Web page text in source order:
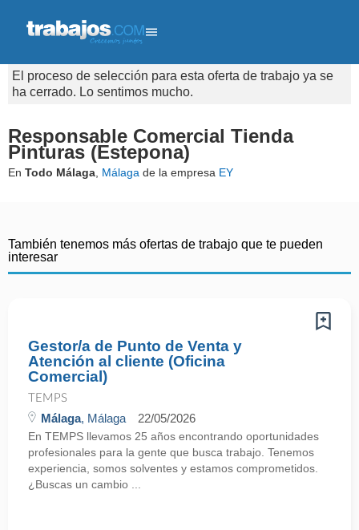
El proceso de selección para esta oferta de trabajo ya se
ha cerrado. Lo sentimos mucho.
Responsable Comercial Tienda
Pinturas (Estepona)
En Todo Málaga Málaga de la empresa EY
También tenemos más ofertas de trabajo que te pueden
interesar
Gestor/a de Punto de Venta y
Atención al cliente (Oficina
Comercial)
TEMPS
Málaga, Málaga 22/05/2026
En TEMPS llevamos 25 años encontrando oportunidades
profesionales para la gente que busca trabajo. Tenemos
experiencia, somos solventes y estamos comprometidos.
¿Buscas un cambio ...